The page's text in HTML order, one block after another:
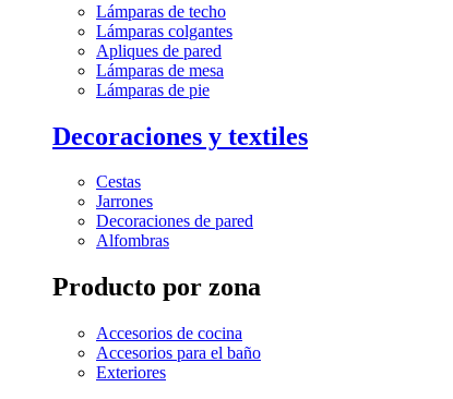
Lámparas de techo
Lámparas colgantes
Apliques de pared
Lámparas de mesa
Lámparas de pie
Decoraciones y textiles
Cestas
Jarrones
Decoraciones de pared
Alfombras
Producto por zona
Accesorios de cocina
Accesorios para el baño
Exteriores